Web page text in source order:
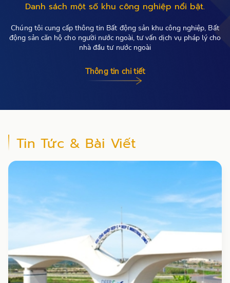
Danh sách một số khu công nghiệp nổi bật.
Chúng tôi cung cấp thông tin Bất động sản khu công nghiệp, Bất
động sản căn hộ cho người nước ngoài, tư vấn dịch vụ pháp lý cho
nhà đầu tư nước ngoài
Thông tin chi tiết
Tin Tức & Bài Viết